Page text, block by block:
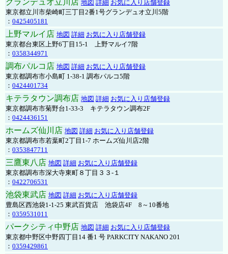
グランデュオ立川店 地図 詳細 お気に入り店舗登録
東京都立川市柴崎町三丁目2番1号グランデュオ立川5階
： 0425405181
上野マルイ店 地図 詳細 お気に入り店舗登録
東京都台東区上野6丁目15-1 上野マルイ7階
： 0358344971
調布パルコ店 地図 詳細 お気に入り店舗登録
東京都調布市小島町 1-38-1 調布パルコ5階
： 0424401734
キテラタウン調布店 地図 詳細 お気に入り店舗登録
東京都調布市菊野台1-33-3 キテラタウン調布2F
： 0424436151
ホームズ仙川店 地図 詳細 お気に入り店舗登録
東京都調布市若葉町2丁目1-7 ホームズ仙川店2階
： 0353847711
三鷹東八店 地図 詳細 お気に入り店舗登録
東京都調布市深大寺東町８丁目３３-１
： 0422706531
池袋東武店 地図 詳細 お気に入り店舗登録
豊島区西池袋1-1-25 東武百貨店 池袋店4F 8～10番地
： 0359531011
パークシティ中野店 地図 詳細 お気に入り店舗登録
東京都中野区中野四丁目14 番1 号 PARKCITY NAKANO 201
： 0359429861